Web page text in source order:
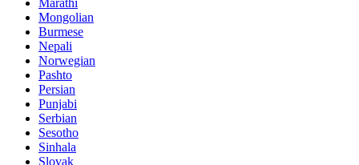
Mongolian
Burmese
Nepali
Norwegian
Pashto
Persian
Punjabi
Serbian
Sesotho
Sinhala
Slovak